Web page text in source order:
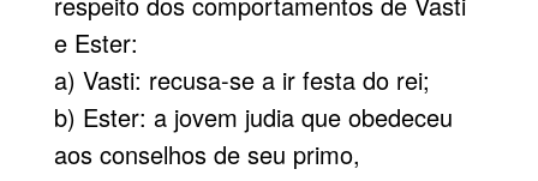
e Ester:
a) Vasti: recusa-se a ir festa do rei;
b) Ester: a jovem judia que obedeceu
aos conselhos de seu primo,